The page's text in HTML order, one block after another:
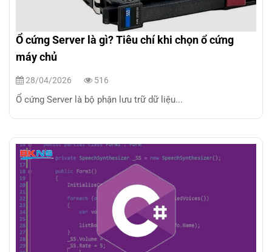
Ổ cứng Server là gì? Tiêu chí khi chọn ổ cứng
máy chủ
28/04/2026 516
Ổ cứng Server là bộ phận lưu trữ dữ liệu...